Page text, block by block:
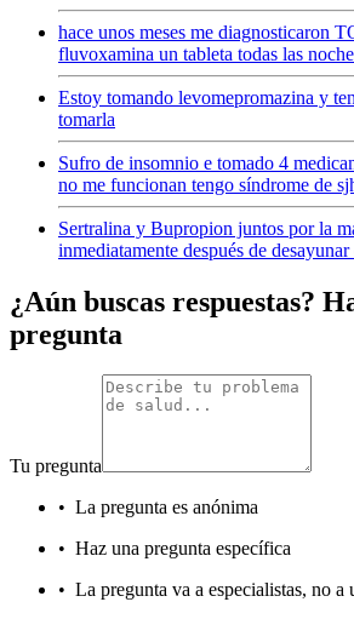
hace unos meses me diagnosticaron
fluvoxamina un tableta todas las
Estoy tomando levomepromazina y
tomarla
Sufro de insomnio e tomado 4
no me funcionan tengo síndrome de
Sertralina y Bupropion juntos por la
inmediatamente después de desayunar
¿Aún buscas respuestas?
pregunta
Tu pregunta
• La pregunta es anónima
• Haz una pregunta específica
• La pregunta va a especialistas, no a